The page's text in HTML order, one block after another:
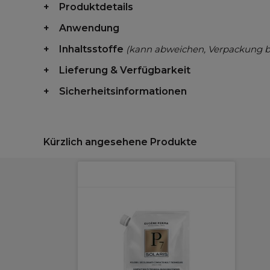
Produktdetails
Anwendung
Inhaltsstoffe (kann abweichen, Verpackung
Lieferung & Verfügbarkeit
Sicherheitsinformationen
Kürzlich angesehene Produkte